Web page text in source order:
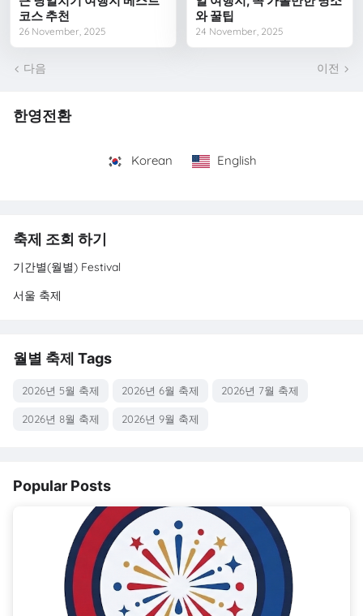
코스 추천
26 November, 2025
와 꿀팁
24 November, 2025
다음 이전
한영전환
Korean English
축제 조회 하기
기간별(월별) Festival
서울 축제
월별 축제 Tags
2026년 5월 축제 2026년 6월 축제 2026년 7월 축제
2026년 8월 축제 2026년 9월 축제
Popular Posts